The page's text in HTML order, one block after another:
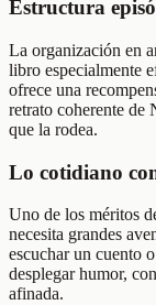
Estructura
La organización en
libro especialmente
ofrece una
retrato coherente de
que la rodea.
Lo cotidiano
Uno de los méritos
necesita grandes
escuchar un cuento
desplegar humor,
afinada.